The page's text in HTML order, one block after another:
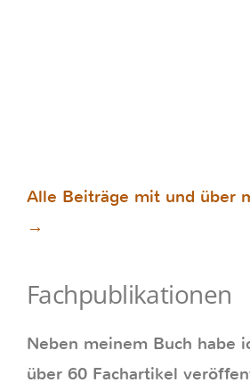
Alle Beiträge mit und über
→
Fachpublikationen
Neben meinem Buch habe
über 60 Fachartikel